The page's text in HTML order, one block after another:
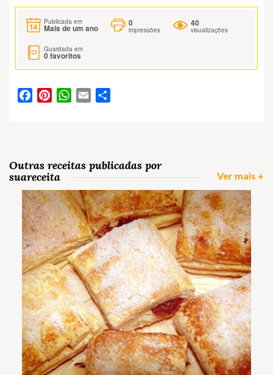
Publicada em
Mais de um ano
0
impressões
40
visualizações
Guardada em
0favoritos
FacebookPinterestWhatsApp
Email
Outras receitas publicadas por
suareceita
Ver mais +